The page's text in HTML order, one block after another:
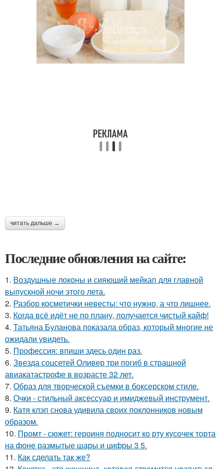
читать дальше →
Последние обновления на сайте:
1. Воздушные локоны и сияющий мейкап для главной
выпускной ночи этого лета.
2. Разбор косметички невесты: что нужно, а что лишнее.
3. Когда всё идёт не по плану, получается чистый кайф!
4. Татьяна Буланова показала образ, который многие не
ожидали увидеть.
5. Профессия: впиши здесь один раз.
6. Звезда соцсетей Оливер три погиб в страшной
авиакатастрофе в возрасте 32 лет.
7. Образ для творческой съемки в боксерском стиле.
8. Очки - стильный аксессуар и имиджевый инструмент.
9. Катя клэп снова удивила своих поклонников новым
образом.
10. Промт - сюжет: героиня подносит ко рту кусочек торта
на фоне размытые шары и цифры 3 5.
11. Как сделать так же?